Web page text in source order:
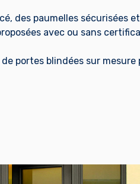
des paumelles sécurisées
avec ou sans
portes blindées sur mesure